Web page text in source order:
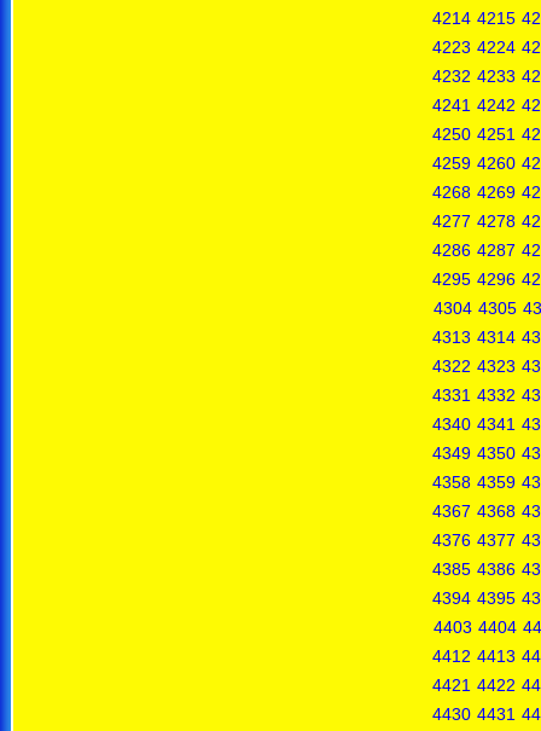
4214 4215
4223 4224
4232 4233
4241 4242
4250 4251
4259 4260
4268 4269
4277 4278
4286 4287
4295 4296
4304 4305
4313 4314
4322 4323
4331 4332
4340 4341
4349 4350
4358 4359
4367 4368
4376 4377
4385 4386
4394 4395
4403 4404
4412 4413
4421 4422
4430 4431